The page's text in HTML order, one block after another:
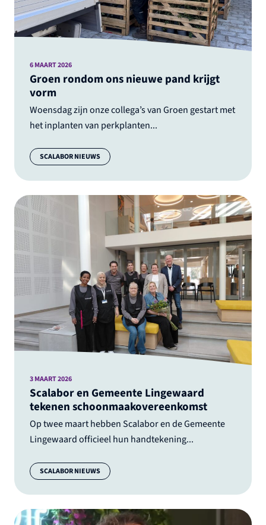
Groen rondom ons nieuwe pand krijgt
vorm
Woensdag zijn onze collega’s van Groen gestart met
het inplanten van perkplanten...
6 MAART 2026
Categorie:
SCALABOR NIEUWS
Scalabor en Gemeente Lingewaard
tekenen schoonmaakovereenkomst
Op twee maart hebben Scalabor en de Gemeente
Lingewaard officieel hun handtekening...
3 MAART 2026
Categorie:
SCALABOR NIEUWS